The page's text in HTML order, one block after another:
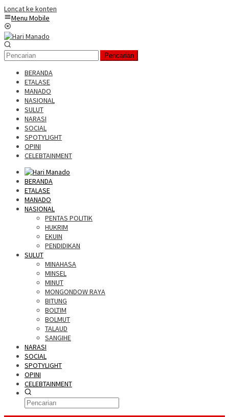
Loncat ke konten
Menu Mobile
Pencarian
BERANDA
ETALASE
MANADO
NASIONAL
SULUT
NARASI
SOCIAL
SPOTYLIGHT
OPINI
CELEBTAINMENT
BERANDA
ETALASE
MANADO
NASIONAL
PENTAS POLITIK
HUKRIM
EKUIN
PENDIDIKAN
SULUT
MINAHASA
MINSEL
MINUT
MONGONDOW RAYA
BITUNG
BOLTIM
BOLMUT
TALAUD
SANGIHE
NARASI
SOCIAL
SPOTYLIGHT
OPINI
CELEBTAINMENT